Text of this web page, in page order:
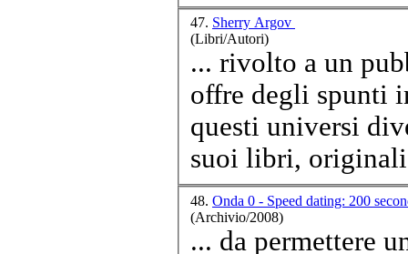
47. Sherry Argov
(Libri/Autori)
... rivolto a un
offre degli spunti
questi universi
suoi libri,
48. Onda 0 - Speed dating: 200
(Archivio/2008)
... da permettere un